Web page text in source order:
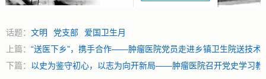
话题： 文明 党支部
爱国卫生月
上篇： “送医下乡”，携手合作——肿瘤医院党员走进乡镇卫生院送技术
下篇： 以史为鉴守初心，以志为向开新局——肿瘤医院召开党史学习教